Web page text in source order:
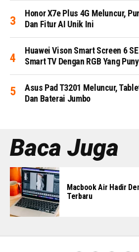
Honor X7e Plus 4G Meluncur,
Dan Fitur AI Unik Ini
Huawei Vison Smart Screen 6
Smart TV Dengan RGB Yang
Asus Pad T3201 Meluncur,
Dan Baterai Jumbo
Baca Juga
Macbook Air Hadir
Terbaru